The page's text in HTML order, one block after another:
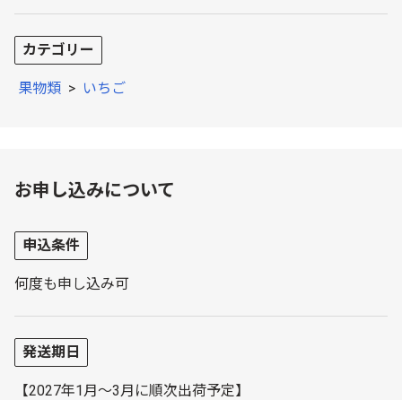
カテゴリー
果物類 > いちご
お申し込みについて
申込条件
何度も申し込み可
発送期日
【2027年1月～3月に順次出荷予定】